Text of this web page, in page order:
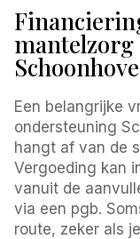
Een belangrijke
ondersteuning
hangt af van de
Vergoeding kan
vanuit de
via een pgb.
route, zeker als